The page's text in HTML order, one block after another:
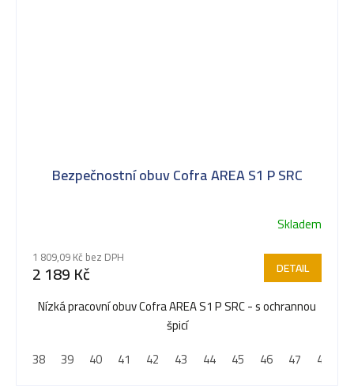
Bezpečnostní obuv Cofra AREA S1 P SRC
Skladem
1 809,09 Kč bez DPH
2 189 Kč DETAIL
Nízká pracovní obuv Cofra AREA S1 P SRC - s ochrannou
špicí
38
39 40 41 42 43 44 45 46 47 48